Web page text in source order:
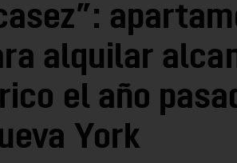
alquilar
el año
York